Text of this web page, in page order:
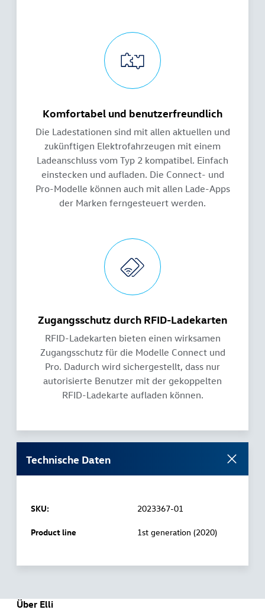
Komfortabel und benutzerfreundlich
Die Ladestationen sind mit allen aktuellen und
zukünftigen Elektrofahrzeugen mit einem
Ladeanschluss vom Typ 2 kompatibel. Einfach
einstecken und aufladen. Die Connect- und
Pro-Modelle können auch mit allen Lade-Apps
der Marken ferngesteuert werden.
Zugangsschutz durch RFID-Ladekarten
RFID-Ladekarten bieten einen wirksamen
Zugangsschutz für die Modelle Connect und
Pro. Dadurch wird sichergestellt, dass nur
autorisierte Benutzer mit der gekoppelten
RFID-Ladekarte aufladen können.
Technische Daten
SKU: 2023367-01
Product line 1st generation (2020)
Über Elli